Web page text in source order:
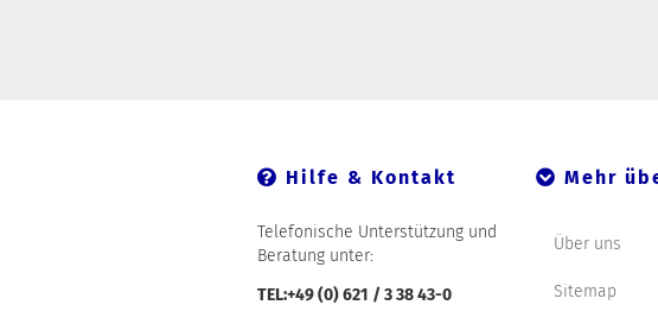
Hilfe & Kontakt
Telefonische Unterstützung und
Beratung unter:
TEL:+49 (0) 621 / 3 38 43-0
Mehr
Über uns
Sitemap